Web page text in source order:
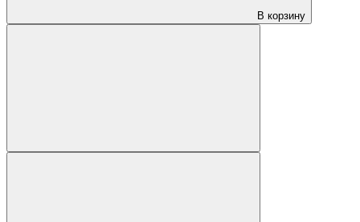
В корзину